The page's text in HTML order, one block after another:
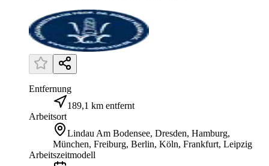
Entfernung
189,1 km entfernt
Arbeitsort
Lindau Am Bodensee, Dresden, Hamburg,
München, Freiburg, Berlin, Köln, Frankfurt, Leipzig
Arbeitszeitmodell